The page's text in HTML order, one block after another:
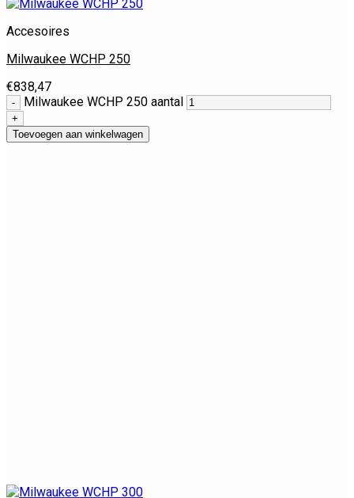
Accesoires
Milwaukee WCHP 250
€838,47
Milwaukee WCHP 250 aantal
Toevoegen aan winkelwagen